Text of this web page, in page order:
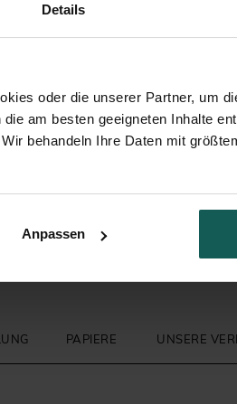
Details
oder die unserer Partner, um
am besten geeigneten Inhalte
behandeln Ihre Daten mit
Anpassen
Zuckermandeln
PAPIERE UNSERE